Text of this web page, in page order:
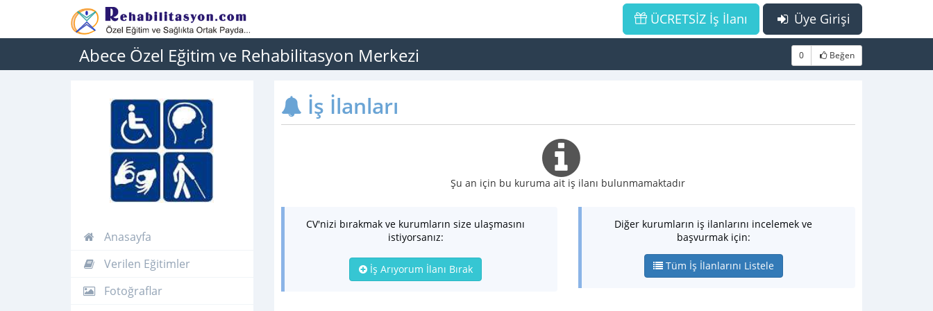
Üye Girişi
ÜCRETSİZ İş İlanı
Abece Özel Eğitim ve Rehabilitasyon Merkezi 0 Beğen
Anasayfa
Verilen Eğitimler
Fotoğraflar
İş İlanları
Şu an için bu kuruma ait iş ilanı bulunmamaktadır
CV'nizi bırakmak ve kurumların size ulaşmasını
istiyorsanız:
İş Arıyorum İlanı Bırak
Diğer kurumların iş ilanlarını incelemek ve
başvurmak için:
Tüm İş İlanlarını Listele